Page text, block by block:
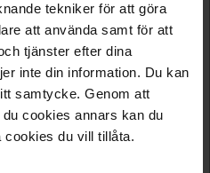
tekniker för att göra
att använda samt för att
tjänster efter dina
inte din information. Du kan
samtycke. Genom att
du cookies annars kan du
cookies du vill tillåta.
HANDTAG
289 kr